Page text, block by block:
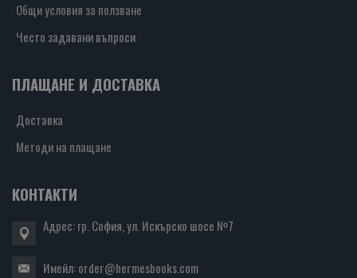
Общи условия за ползване
Често задавани въпроси
ПЛАЩАНЕ И ДОСТАВКА
Доставка
Методи на плащане
КОНТАКТИ
Адрес: гр. София, ул. Искърско шосе №7
Имейл:order@hermesbooks.com